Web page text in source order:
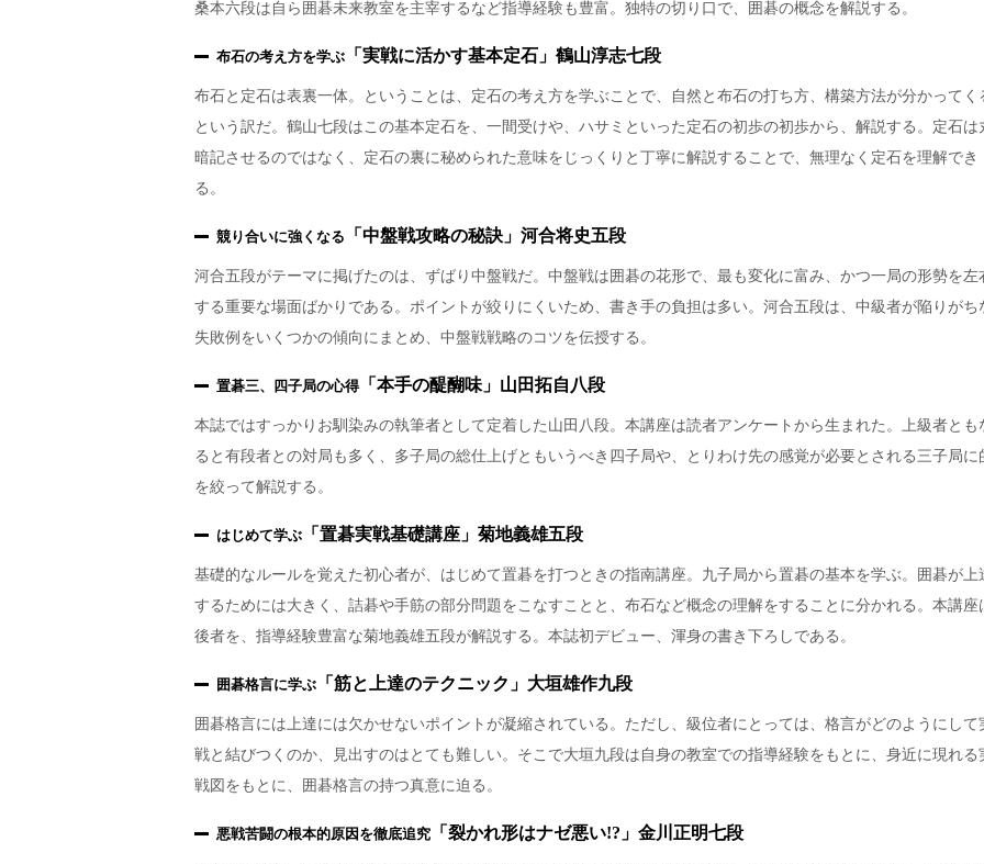
桑本六段は自ら囲碁未来教室を主宰するなど指導経験も豊富。独特の切り口で、囲碁の概念を解説する。
布石の考え方を学ぶ 「実戦に活かす基本定石」鶴山淳志七段
布石と定石は表裏一体。ということは、定石の考え方を学ぶことで、自然と布石の打ち方、構築方法が分かってく
という訳だ。鶴山七段はこの基本定石を、一間受けや、ハサミといった定石の初歩の初歩から、解説する。定石は
暗記させるのではなく、定石の裏に秘められた意味をじっくりと丁寧に解説することで、無理なく定石を理解でき
る。
競り合いに強くなる 「中盤戦攻略の秘訣」河合将史五段
河合五段がテーマに掲げたのは、ずばり中盤戦だ。中盤戦は囲碁の花形で、最も変化に富み、かつ一局の形勢を左
する重要な場面ばかりである。ポイントが絞りにくいため、書き手の負担は多い。河合五段は、中級者が陥りがち
失敗例をいくつかの傾向にまとめ、中盤戦戦略のコツを伝授する。
置碁三、四子局の心得「本手の醍醐味」山田拓自八段
本誌ではすっかりお馴染みの執筆者として定着した山田八段。本講座は読者アンケートから生まれた。上級者とも
ると有段者との対局も多く、多子局の総仕上げともいうべき四子局や、とりわけ先の感覚が必要とされる三子局に
を絞って解説する。
はじめて学ぶ 「置碁実戦基礎講座」菊地義雄五段
基礎的なルールを覚えた初心者が、はじめて置碁を打つときの指南講座。九子局から置碁の基本を学ぶ。囲碁が上
するためには大きく、詰碁や手筋の部分問題をこなすことと、布石など概念の理解をすることに分かれる。本講座
後者を、指導経験豊富な菊地義雄五段が解説する。本誌初デビュー、渾身の書き下ろしである。
囲碁格言に学ぶ 「筋と上達のテクニック」大垣雄作九段
囲碁格言には上達には欠かせないポイントが凝縮されている。ただし、級位者にとっては、格言がどのようにして
戦と結びつくのか、見出すのはとても難しい。そこで大垣九段は自身の教室での指導経験をもとに、身近に現れる
戦図をもとに、囲碁格言の持つ真意に迫る。
悪戦苦闘の根本的原因を徹底追究 「裂かれ形はナゼ悪い!?」金川正明七段